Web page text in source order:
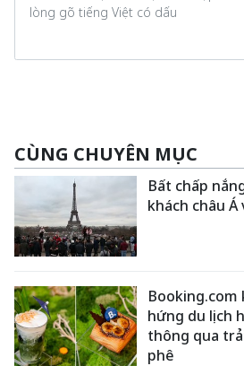
CÙNG CHUYÊN MỤC
Bất chấp
khách châu Á
Booking.com
hứng du lịch
thông qua
phê